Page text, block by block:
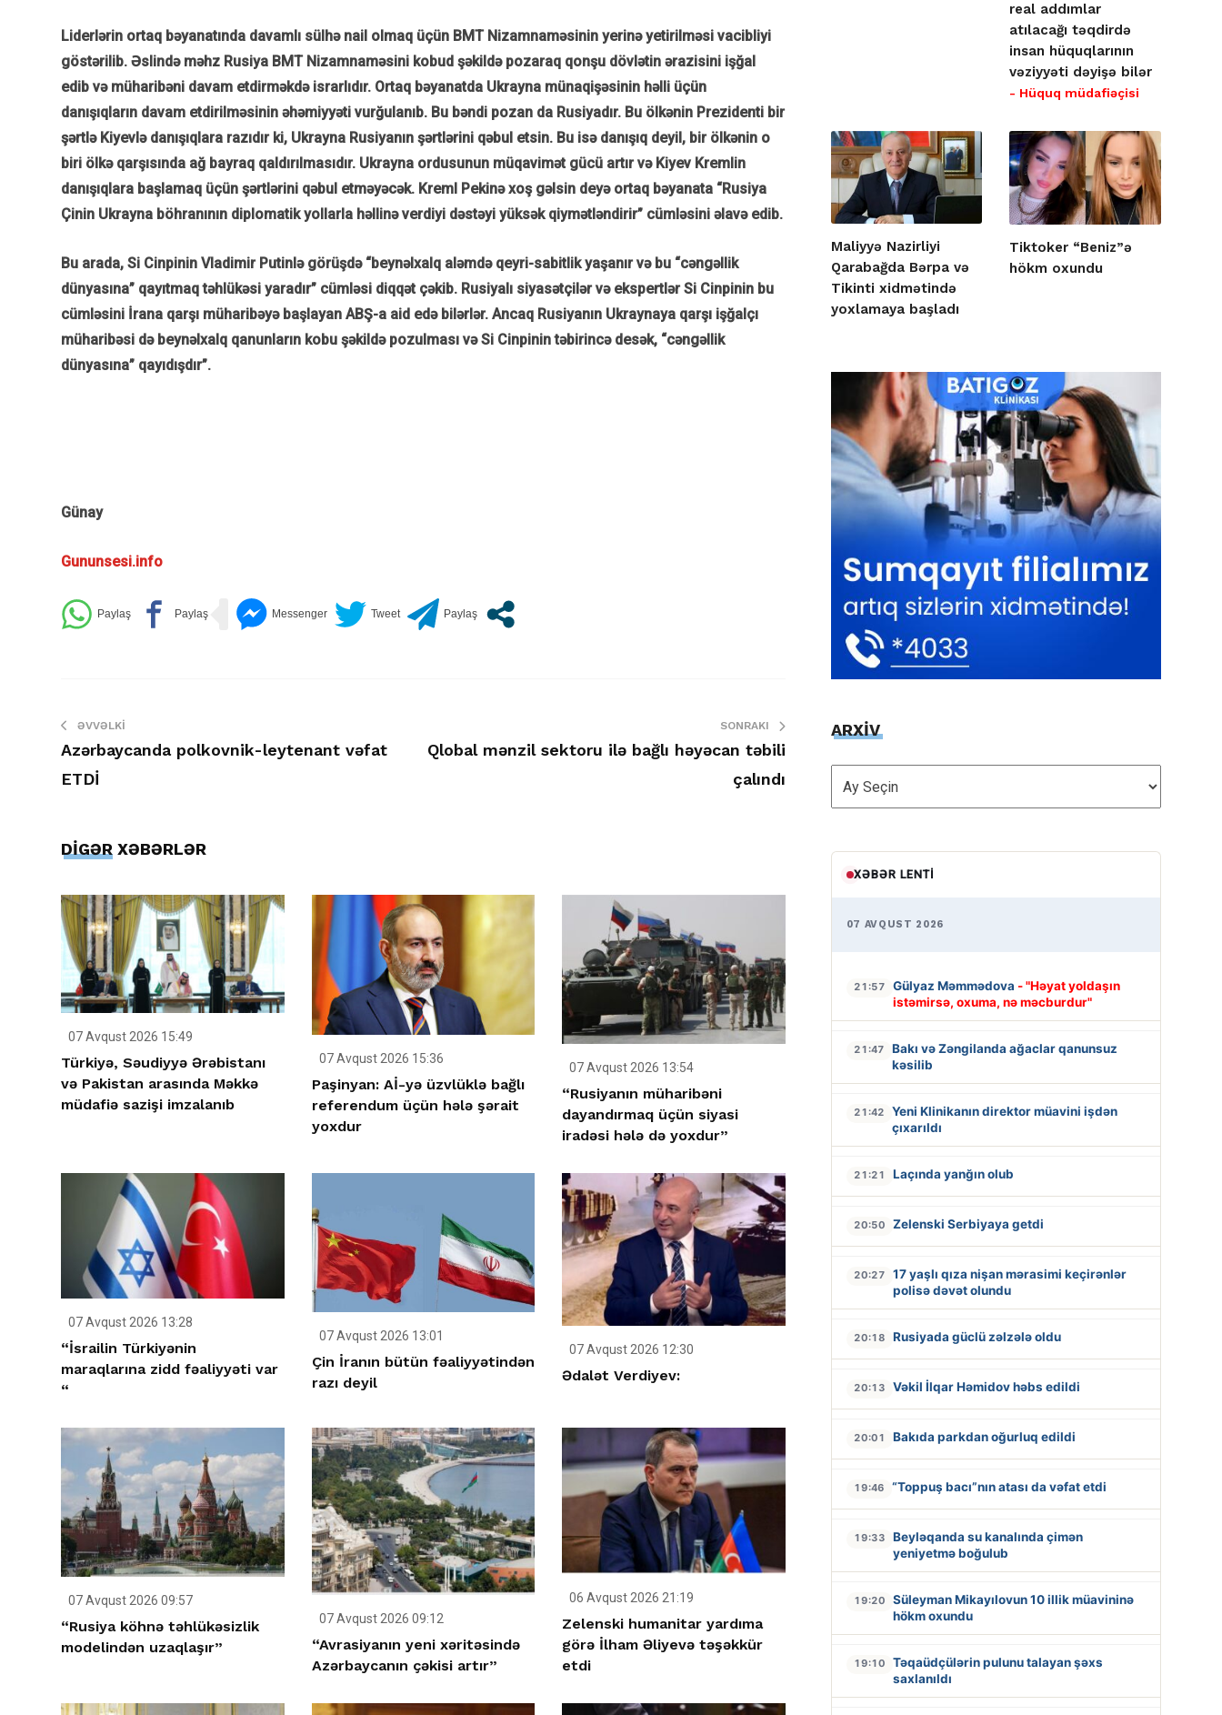
Liderlərin ortaq bəyanatında davamlı sülhə nail olmaq üçün BMT Nizamnaməsinin yerinə yetirilməsi vacibliyi
göstərilib. Əslində məhz Rusiya BMT Nizamnaməsini kobud şəkildə pozaraq qonşu dövlətin ərazisini işğal
edib və müharibəni davam etdirməkdə israrlıdır. Ortaq bəyanatda Ukrayna münaqişəsinin həlli üçün
danışıqların davam etdirilməsinin əhəmiyyəti vurğulanıb. Bu bəndi pozan da Rusiyadır. Bu ölkənin Prezidenti bir
şərtlə Kiyevlə danışıqlara razıdır ki, Ukrayna Rusiyanın şərtlərini qəbul etsin. Bu isə danışıq deyil, bir ölkənin o
biri ölkə qarşısında ağ bayraq qaldırılmasıdır. Ukrayna ordusunun müqavimət gücü artır və Kiyev Kremlin
danışıqlara başlamaq üçün şərtlərini qəbul etməyəcək. Kreml Pekinə xoş gəlsin deyə ortaq bəyanata “Rusiya
Çinin Ukrayna böhranının diplomatik yollarla həllinə verdiyi dəstəyi yüksək qiymətləndirir” cümləsini əlavə edib.
Bu arada, Si Cinpinin Vladimir Putinlə görüşdə “beynəlxalq aləmdə qeyri-sabitlik yaşanır və bu “cəngəllik
dünyasına” qayıtmaq təhlükəsi yaradır” cümləsi diqqət çəkib. Rusiyalı siyasətçilər və ekspertlər Si Cinpinin bu
cümləsini İrana qarşı müharibəyə başlayan ABŞ-a aid edə bilərlər. Ancaq Rusiyanın Ukraynaya qarşı işğalçı
müharibəsi də beynəlxalq qanunların kobu şəkildə pozulması və Si Cinpinin təbirincə desək, “cəngəllik
dünyasına” qayıdışdır”.
Günay
Gununsesi.info
ƏVVƏLKI
Azərbaycanda polkovnik-leytenant vəfat
ETDİ
SONRAKI
Qlobal mənzil sektoru ilə bağlı həyəcan təbili
çalındı
DİGƏR XƏBƏRLƏR
07 Avqust 2026 15:49
Türkiyə, Səudiyyə Ərəbistanı
və Pakistan arasında Məkkə
müdafiə sazişi imzalanıb
07 Avqust 2026 15:36
Paşinyan: Aİ-yə üzvlüklə bağlı
referendum üçün hələ şərait
yoxdur
07 Avqust 2026 13:54
“Rusiyanın müharibəni
dayandırmaq üçün siyasi
iradəsi hələ də yoxdur”
07 Avqust 2026 13:28
“İsrailin Türkiyənin
maraqlarına zidd fəaliyyəti var
“
07 Avqust 2026 13:01
Çin İranın bütün fəaliyyətindən
razı deyil
07 Avqust 2026 12:30
Ədalət Verdiyev:
07 Avqust 2026 09:57
“Rusiya köhnə təhlükəsizlik
modelindən uzaqlaşır”
07 Avqust 2026 09:12
“Avrasiyanın yeni xəritəsində
Azərbaycanın çəkisi artır”
06 Avqust 2026 21:19
Zelenski humanitar yardıma
görə İlham Əliyevə təşəkkür
etdi
real addımlar
atılacağı təqdirdə
insan hüquqlarının
vəziyyəti dəyişə bilər
- Hüquq müdafiəçisi
Maliyyə Nazirliyi
Qarabağda Bərpa və
Tikinti xidmətində
yoxlamaya başladı
Tiktoker “Beniz”ə
hökm oxundu
ARXİV
ARXİV
XƏBƏR LENTI
07 AVQUST 2026
21:57 Gülyaz Məmmədova - "Həyat yoldaşın
istəmirsə, oxuma, nə məcburdur"
21:47
Bakı və Zəngilanda ağaclar qanunsuz
kəsilib
21:42
Yeni Klinikanın direktor müavini işdən
çıxarıldı
21:21 Laçında yanğın olub
20:50 Zelenski Serbiyaya getdi
20:27
17 yaşlı qıza nişan mərasimi keçirənlər
polisə dəvət olundu
20:18 Rusiyada güclü zəlzələ oldu
20:13 Vəkil İlqar Həmidov həbs edildi
20:01 Bakıda parkdan oğurluq edildi
19:46 “Toppuş bacı”nın atası da vəfat etdi
19:33
Beyləqanda su kanalında çimən
yeniyetmə boğulub
19:20
Süleyman Mikayılovun 10 illik müavininə
hökm oxundu
19:10
Təqaüdçülərin pulunu talayan şəxs
saxlanıldı